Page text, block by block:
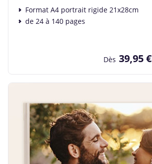
Format A4 portrait rigide 21x28cm
de 24 à 140 pages
Dès 39,95 €